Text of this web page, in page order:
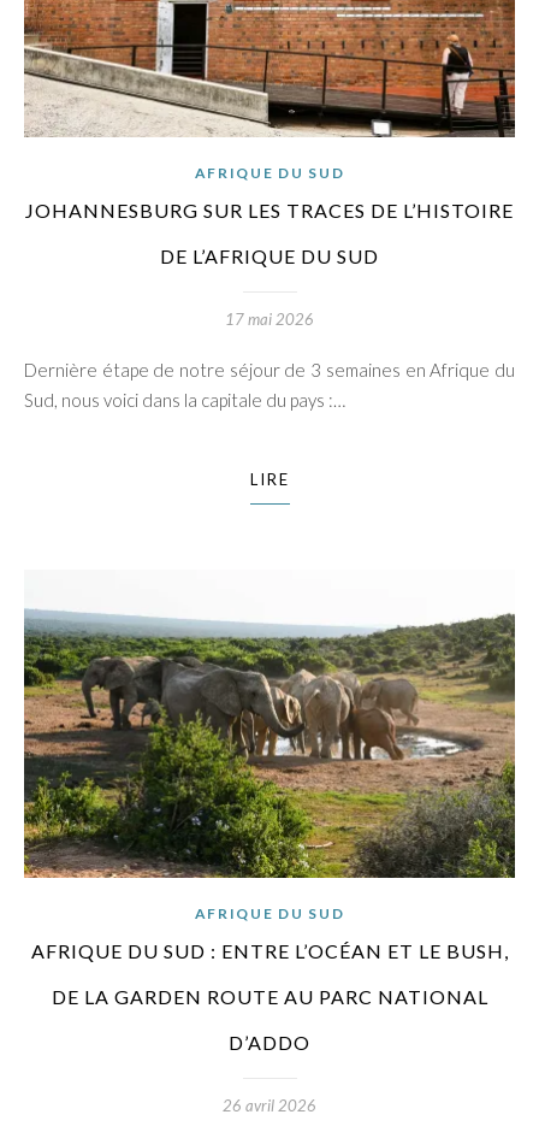
AFRIQUE DU SUD
JOHANNESBURG SUR LES TRACES DE L’HISTOIRE
DE L’AFRIQUE DU SUD
17 mai 2026
Dernière étape de notre séjour de 3 semaines en Afrique du
Sud, nous voici dans la capitale du pays :…
LIRE
AFRIQUE DU SUD
AFRIQUE DU SUD : ENTRE L’OCÉAN ET LE BUSH,
DE LA GARDEN ROUTE AU PARC NATIONAL
D’ADDO
26 avril 2026